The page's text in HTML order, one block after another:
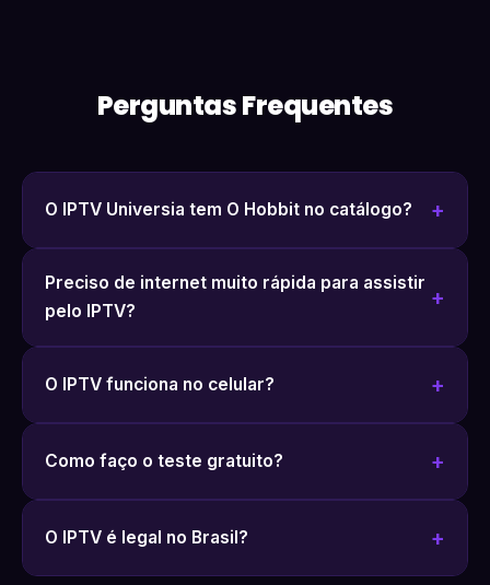
Perguntas Frequentes
O IPTV Universia tem O Hobbit no catálogo?
Preciso de internet muito rápida para assistir
pelo IPTV?
O IPTV funciona no celular?
Como faço o teste gratuito?
O IPTV é legal no Brasil?